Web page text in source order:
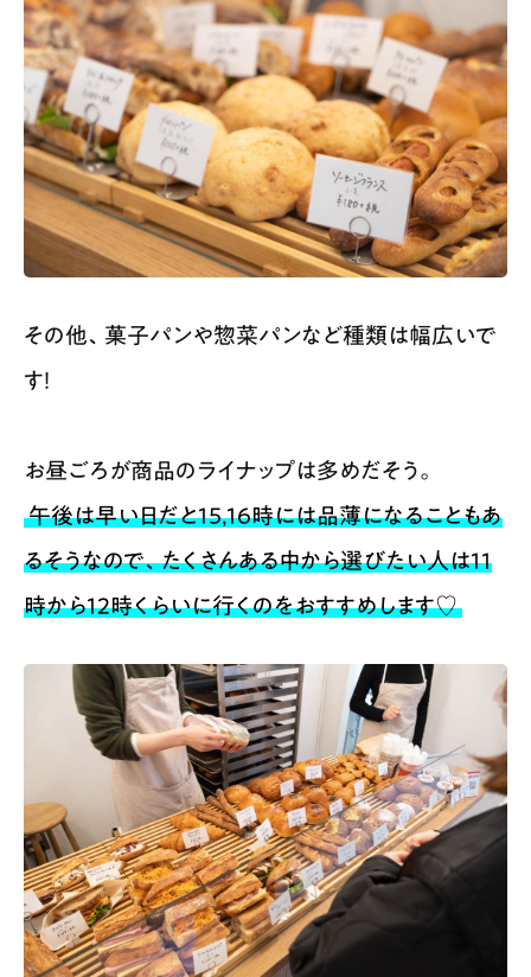
その他、菓子パンや惣菜パンなど種類は幅広いで
す！
お昼ごろが商品のライナップは多めだそう。
午後は早い日だと15,16時には品薄になることもあ
るそうなので、たくさんある中から選びたい人は11
時から12時くらいに行くのをおすすめします♡